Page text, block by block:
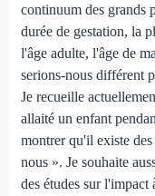
continuum des grands
durée de gestation, la
l'âge adulte, l'âge de
serions-nous différent
Je recueille
allaité un enfant
montrer qu'il existe
nous ». Je souhaite
des études sur